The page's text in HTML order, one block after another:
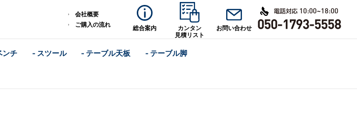
会社概要
ご購入の流れ
総合案内
カンタン
見積リスト
お問い合わせ
ンチ - スツール - テーブル天板 - テーブル脚